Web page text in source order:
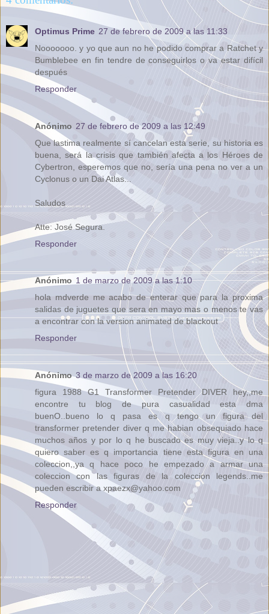
Optimus Prime 27 de febrero de 2009 a las 11:33
Nooooooo. y yo que aun no he podido comprar a Ratchet y
Bumblebee en fin tendre de conseguirlos o va estar difícil
después
Responder
Anónimo 27 de febrero de 2009 a las 12:49
Que lastima realmente sí cancelan esta serie, su historia es
buena, será la crisis que también afecta a los Héroes de
Cybertron, esperemos que no, sería una pena no ver a un
Cyclonus o un Dai Atlas...
Saludos
Atte: José Segura.
Responder
Anónimo 1 de marzo de 2009 a las 1:10
hola mdverde me acabo de enterar que para la proxima
salidas de juguetes que sera en mayo mas o menos te vas
a encontrar con la version animated de blackout
Responder
Anónimo 3 de marzo de 2009 a las 16:20
figura 1988 G1 Transformer Pretender DIVER hey,,me
encontre tu blog de pura casualidad esta dma
buenO..bueno lo q pasa es q tengo un figura del
transformer pretender diver q me habian obsequiado hace
muchos años y por lo q he buscado es muy vieja..y lo q
quiero saber es q importancia tiene esta figura en una
coleccion,,ya q hace poco he empezado a armar una
coleccion con las figuras de la coleccion legends..me
pueden escribir a xpaezx@yahoo.com
Responder